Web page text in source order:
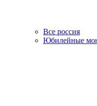
Все россия
Юбилейные